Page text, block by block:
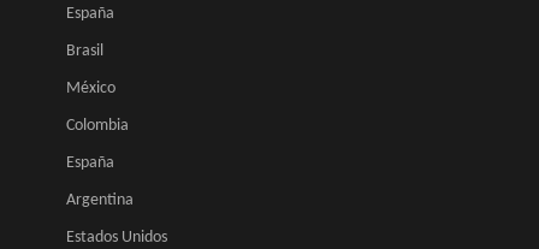
España
Brasil
México
Colombia
España
Argentina
Estados Unidos